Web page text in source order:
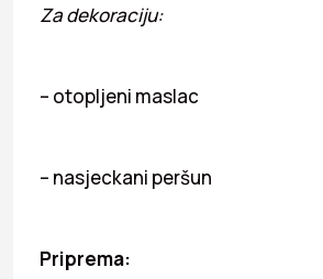
Za dekoraciju:
– otopljeni maslac
– nasjeckani peršun
Priprema: